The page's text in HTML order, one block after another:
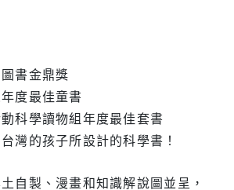
書金鼎獎
度最佳童書
科學讀物組年度最佳套書
灣的孩子所設計的科學書！
自製、漫畫和知識解說圖並呈，